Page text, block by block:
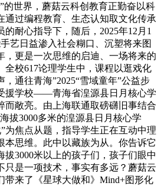
世界，蘑菇云科创教育正勤奋以科
通过编程教育、生态认知取文化传承
耐心指导下，随后，2025年12月1
艺日益渗入社会糊口、沉塑将来图
，更是一次思维的启迪、一场将来的
全校617论理学生中，课程以逛戏化
通往青海”2025“雪域童年”公益步
援学校——青海省湟源县日月核心学
而敞亮。由上海联通取磅礴旧事结合
拔3000多米的湟源县日月核心学
为焦点从题，指导学生正在互动中理
本思维。此中以藏族为从。你告诉它
拔3000米以上的孩子们，孩子们眼中
只是一项技术，事实有多远？蘑菇云
带来了《星球大做和》Mind+图形化